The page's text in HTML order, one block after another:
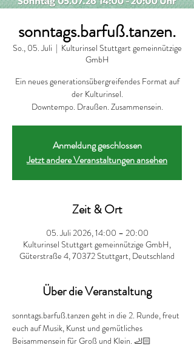
sonntags.barfuß.tanzen.
So., 05. Juli
  |
Kulturinsel Stuttgart gemeinnützige
GmbH
Ein neues generationsübergreifendes Format auf
der Kulturinsel.
Downtempo. Draußen. Zusammensein.
Anmeldung geschlossen
Jetzt andere Veranstaltungen ansehen
Zeit & Ort
05. Juli 2026, 14:00 – 20:00
Kulturinsel Stuttgart gemeinnützige GmbH,
Güterstraße 4, 70372 Stuttgart, Deutschland
Über die Veranstaltung
sonntags.barfuß.tanzen geht in die 2. Runde, freut
euch auf Musik, Kunst und gemütliches
Beisammensein für Groß und Klein. 🦶🏻